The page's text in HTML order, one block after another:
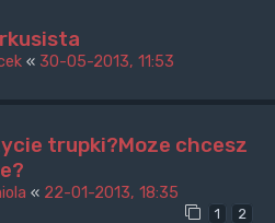
« 30-05-2013, 11:53
trupki?Moze chcesz
« 22-01-2013, 18:35
1 2